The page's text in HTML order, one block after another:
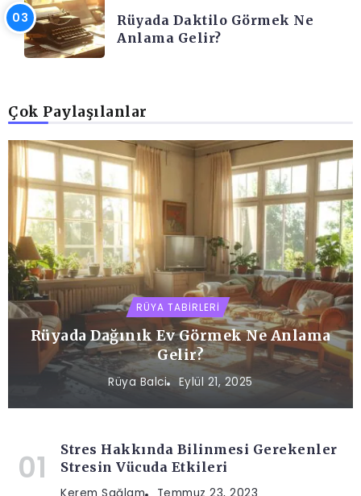
Rüyada Daktilo Görmek Ne
Anlama Gelir?
Çok Paylaşılanlar
RÜYA TABIRLERI
Rüyada Dağınık Ev Görmek Ne Anlama
Gelir?
Rüya Balci Eylül 21, 2025
Stres Hakkında Bilinmesi Gerekenler
Stresin Vücuda Etkileri